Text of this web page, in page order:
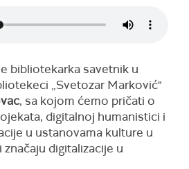
bibliotekarka savetnik u
„Svetozar Marković"
, sa kojom ćemo pričati o
digitalnoj humanistici i
u ustanovama kulture u
digitalizacije u